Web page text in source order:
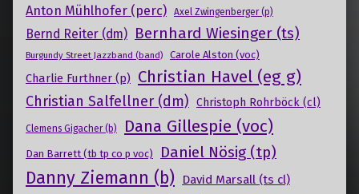
Anton Mühlhofer (perc) Axel Zwingenberger (p)
Bernd Reiter (dm) Bernhard Wiesinger (ts)
Burgundy Street Jazzband (band) Carole Alston (voc)
Charlie Furthner (p) Christian Havel (eg g)
Christian Salfellner (dm) Christoph Rohrböck (cl)
Clemens Gigacher (b) Dana Gillespie (voc)
Dan Barrett (tb tp co p voc) Daniel Nösig (tp)
Danny Ziemann (b) David Marsall (ts cl)